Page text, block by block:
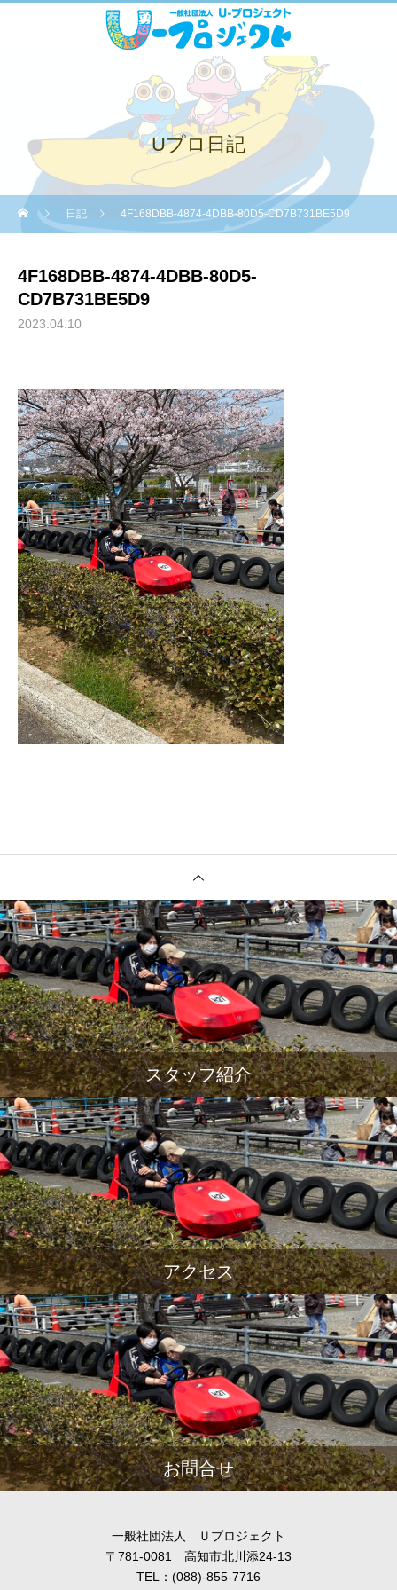
Uプロ日記
日記 4F168DBB-4874-4DBB-80D5-CD7B731BE5D9
4F168DBB-4874-4DBB-80D5-
CD7B731BE5D9
2023.04.10
スタッフ紹介
アクセス
お問合せ
一般社団法人 Ｕプロジェクト
〒781-0081 高知市北川添24-13
TEL：(088)-855-7716